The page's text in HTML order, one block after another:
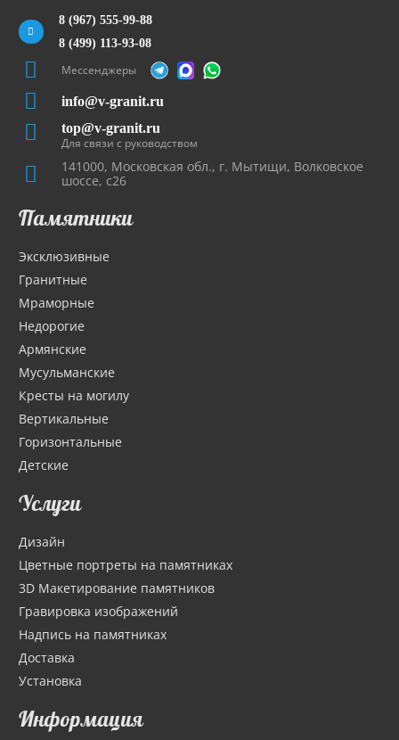
8 (967) 555-99-88
8 (499) 113-93-08
Мессенджеры
info@v-granit.ru
top@v-granit.ru
Для связи с руководством
141000, Московская обл., г. Мытищи, Волковское
шоссе, с26
Памятники
Эксклюзивные
Гранитные
Мраморные
Недорогие
Армянские
Мусульманские
Кресты на могилу
Вертикальные
Горизонтальные
Детские
Услуги
Дизайн
Цветные портреты на памятниках
3D Макетирование памятников
Гравировка изображений
Надпись на памятниках
Доставка
Установка
Информация